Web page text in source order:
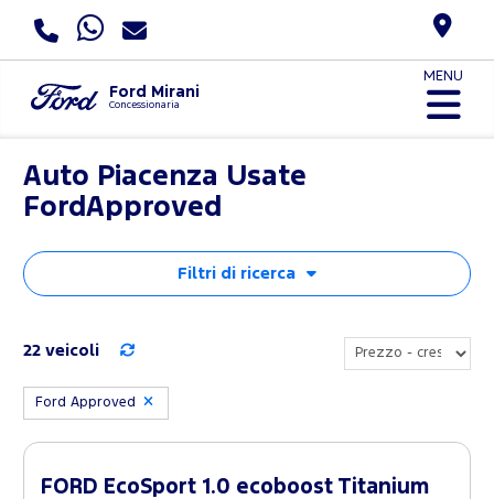
Ford Mirani
Concessionaria
MENU
Auto Piacenza Usate
FordApproved
Filtri di ricerca
22 veicoli
Ford Approved
FORD EcoSport 1.0 ecoboost Titanium